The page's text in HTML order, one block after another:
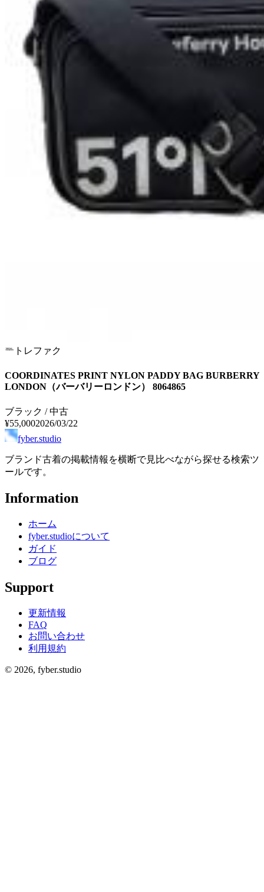
トレファク
COORDINATES PRINT NYLON PADDY BAG BURBERRY
LONDON（バーバリーロンドン） 8064865
ブラック / 中古
¥55,0002026/03/22
fyber.studio
ブランド古着の掲載情報を横断で見比べながら探せる検索ツ
ールです。
Information
ホーム
fyber.studioについて
ガイド
ブログ
Support
更新情報
FAQ
お問い合わせ
利用規約
© 2026, fyber.studio